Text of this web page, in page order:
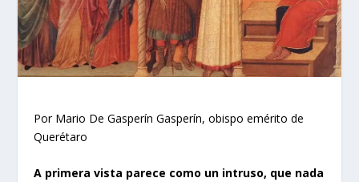
Por Mario De Gasperín Gasperín, obispo emérito de
Querétaro
A primera vista parece como un intruso, que nada